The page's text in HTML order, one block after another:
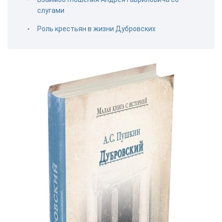
слугами
Роль крестьян в жизни Дубровских